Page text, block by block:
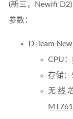
(新三，Newifi
参数：
D-Team
CPU：
存储
无线